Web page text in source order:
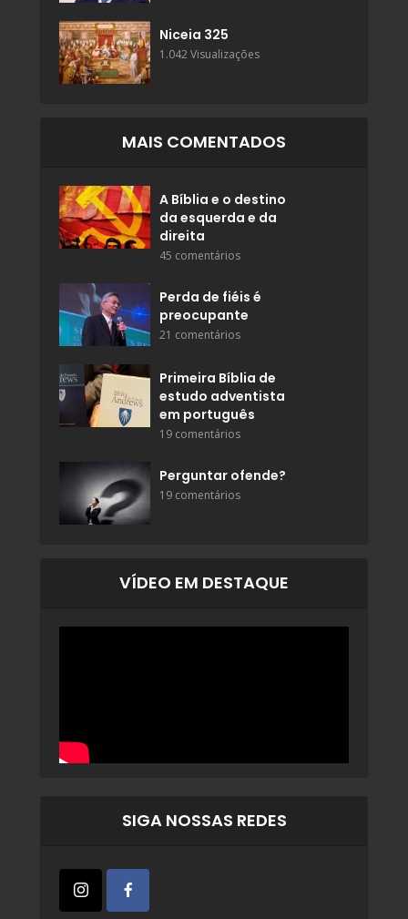
Niceia 325
1.042 Visualizações
MAIS COMENTADOS
A Bíblia e o destino
da esquerda e da
direita
45 comentários
Perda de fiéis é
preocupante
21 comentários
Primeira Bíblia de
estudo adventista
em português
19 comentários
Perguntar ofende?
19 comentários
VÍDEO EM DESTAQUE
SIGA NOSSAS REDES